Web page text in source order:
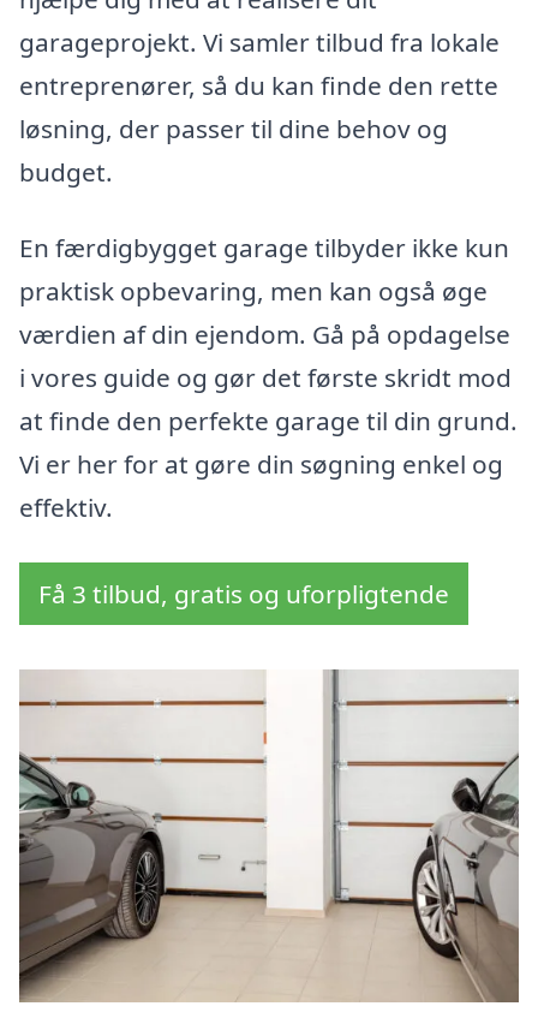
garageprojekt. Vi samler tilbud fra lokale
entreprenører, så du kan finde den rette
løsning, der passer til dine behov og
budget.
En færdigbygget garage tilbyder ikke kun
praktisk opbevaring, men kan også øge
værdien af din ejendom. Gå på opdagelse
i vores guide og gør det første skridt mod
at finde den perfekte garage til din grund.
Vi er her for at gøre din søgning enkel og
effektiv.
Få 3 tilbud, gratis og uforpligtende